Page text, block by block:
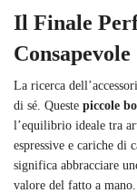
Il Finale
Consapevole
La ricerca
di sé. Queste piccole
l’equilibrio ideale tra
espressive e cariche di
significa abbracciare
valore del fatto a